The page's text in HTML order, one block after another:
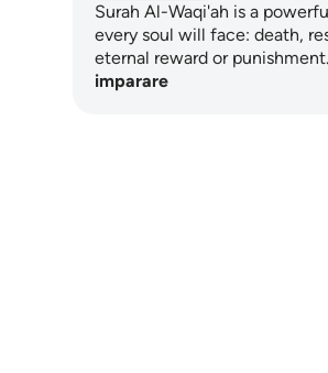
Surah Al-Waqi'ah is a
every soul will face: death,
eternal reward or
imparare